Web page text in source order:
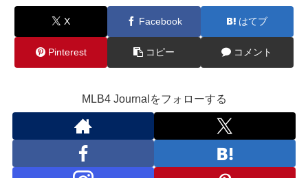
X Facebook はてブ
Pinterest コピー コメント
MLB4 Journalをフォローする